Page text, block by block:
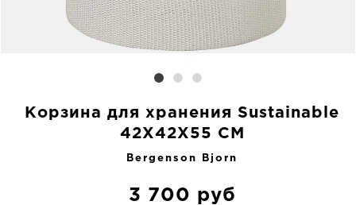
Корзина для хранения Sustainable
42X42X55 CM
Bergenson Bjorn
3 700 руб